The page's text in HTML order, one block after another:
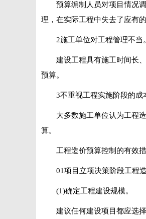
预算编制人员对项目情况
理，在实际工程中失去了应有的
2施工单位对工程管理不当。
建设工程具有施工时间长
预算。
3不重视工程实施阶段的成
大多数施工单位认为工程
算。
工程造价预算控制的有效
01项目立项决策阶段工程造
(1)确定工程建设规模。
建议任何建设项目都应选